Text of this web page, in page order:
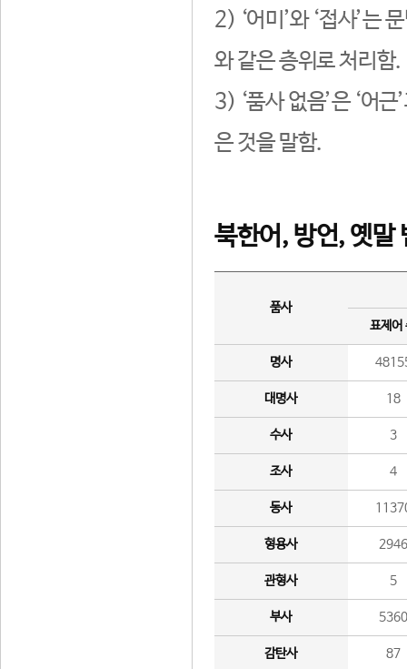
2) ‘어미’와 ‘접사’는
와 같은 층위로 처리함.
3) ‘품사 없음’은 ‘어
은 것을 말함.
북한어, 방언, 옛말
품사
표제어
명사
대명사 18
수사 3
조사 4
동사
형용사 2946
관형사 5
부사 5360
감탄사 87